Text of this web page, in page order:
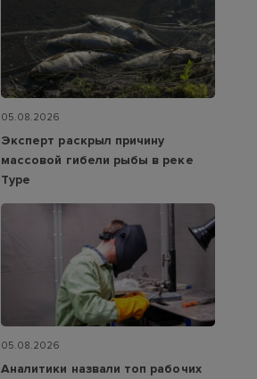
05.08.2026
Эксперт раскрыл причину
массовой гибели рыбы в реке
Туре
05.08.2026
Аналитики назвали топ рабочих